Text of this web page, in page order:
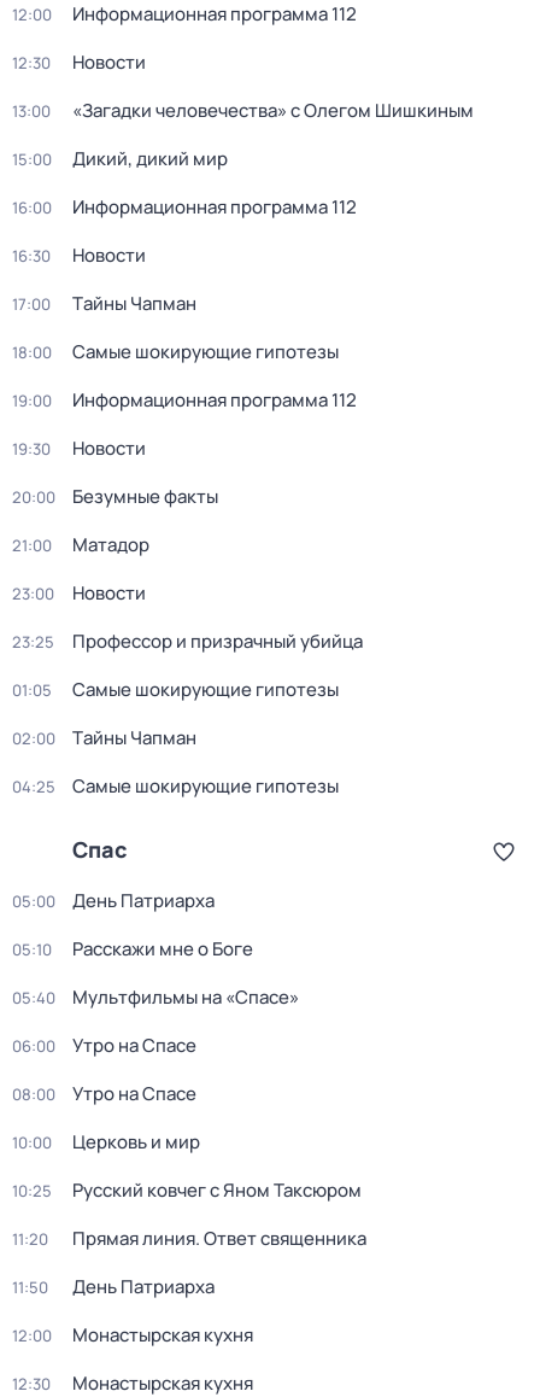
12:00 Информационная программа 112
12:30 Новости
13:00 «Загадки человечества» с Олегом Шишкиным
15:00 Дикий, дикий мир
16:00 Информационная программа 112
16:30 Новости
17:00 Тaйны Чапман
18:00 Самые шoкиpующие гипотезы
19:00 Информационная программа 112
19:30 Новости
20:00 Безумные факты
21:00 Матадор
23:00 Новости
23:25 Профессор и призрачный убийца
01:05 Самые шoкиpующие гипотезы
02:00 Тaйны Чапман
04:25 Самые шoкиpующие гипотезы
Спас
05:00 День Патриарха
05:10 Расскажи мне о Боге
05:40 Мультфильмы на «Спасе»
06:00 Утро на Спасе
08:00 Утро на Спасе
10:00 Церковь и мир
10:25 Русский ковчег с Яном Таксюром
11:20 Прямая линия. Ответ священника
11:50 День Патриарха
12:00 Монастырская кухня
12:30 Монастырская кухня